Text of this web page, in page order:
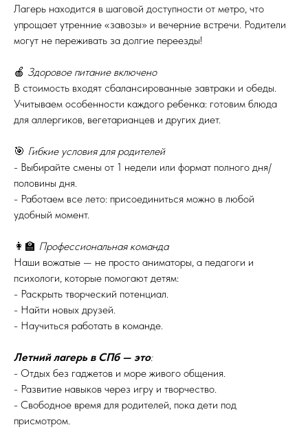
Лагерь находится в шаговой доступности от метро, что
упрощает утренние «завозы» и вечерние встречи. Родители
могут не переживать за долгие переезды!
🍎 Здоровое питание включено
В стоимость входят сбалансированные завтраки и обеды.
Учитываем особенности каждого ребенка: готовим блюда
для аллергиков, вегетарианцев и других диет.
🎯 Гибкие условия для родителей
- Выбирайте смены от 1 недели или формат полного дня/
половины дня.
- Работаем все лето: присоединиться можно в любой
удобный момент.
👩🏫 Профессиональная команда
Наши вожатые — не просто аниматоры, а педагоги и
психологи, которые помогают детям:
- Раскрыть творческий потенциал.
- Найти новых друзей.
- Научиться работать в команде.
Летний лагерь в СПб — это:
- Отдых без гаджетов и море живого общения.
- Развитие навыков через игру и творчество.
- Свободное время для родителей, пока дети под
присмотром.